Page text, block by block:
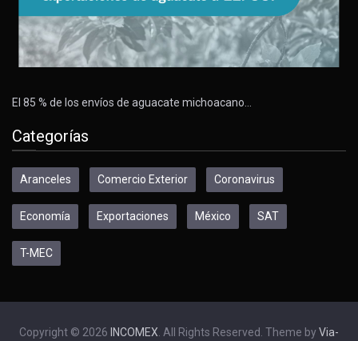
El 85 % de los envíos de aguacate michoacano…
Categorías
Aranceles Comercio Exterior Coronavirus
Economía Exportaciones México SAT
T-MEC
Copyright © 2026 INCOMEX . All Rights Reserved. Theme by Via-